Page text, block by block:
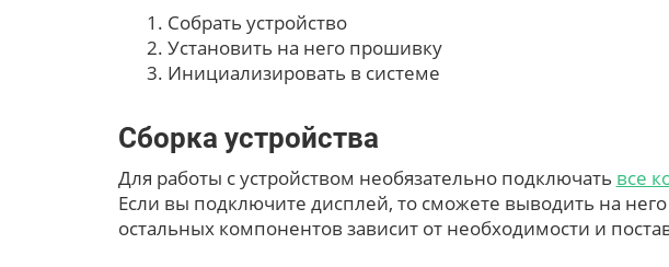
Собрать устройство
Установить на него прошивку
Инициализировать в системе
Сборка устройства
Для работы с устройством необязательно подключать все
Если вы подключите дисплей, то сможете выводить на
остальных компонентов зависит от необходимости и